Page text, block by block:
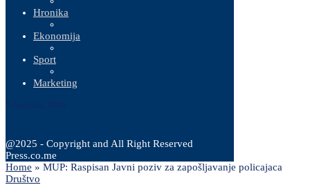
Hronika
Ekonomija
Sport
Marketing
@2025 - Copyright and All Right Reserved
Press.co.me
Home » MUP: Raspisan Javni poziv za zapošljavanje policajaca
Društvo